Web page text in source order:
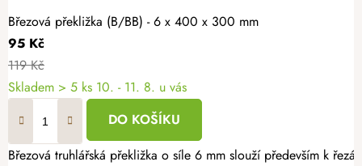
Březová překližka (B/BB) - 6 x 400 x 300 mm
95 Kč
119 Kč
Skladem > 5 ks 10. - 11. 8. u vás
DO KOŠÍKU
Březová truhlářská překližka o síle 6 mm slouží především k